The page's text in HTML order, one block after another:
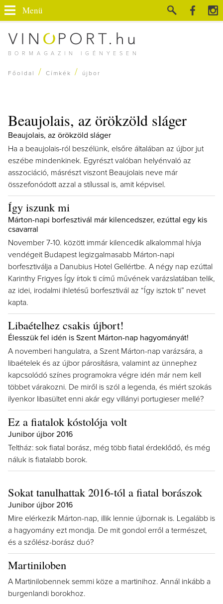
BORMAGAZIN IGÉNYESEN
Menü
Főoldal / Címkék / újbor
Beaujolais, az örökzöld sláger
Beaujolais, az örökzöld sláger
Ha a beaujolais-ról beszélünk, elsőre általában az újbor jut
eszébe mindenkinek. Egyrészt valóban helyénvaló az
asszociáció, másrészt viszont Beaujolais neve már
összefonódott azzal a stílussal is, amit képvisel.
Így iszunk mi
Márton-napi borfesztivál már kilencedszer, ezúttal egy kis
csavarral
November 7-10. között immár kilencedik alkalommal hívja
vendégeit Budapest legizgalmasabb Márton-napi
borfesztiválja a Danubius Hotel Gellértbe. A négy nap ezúttal
Karinthy Frigyes Így írtok ti című művének varázslatában telik,
az idei, irodalmi ihletésű borfesztivál az “Így isztok ti” nevet
kapta.
Libaételhez csakis újbort!
Élesszük fel idén is Szent Márton-nap hagyományát!
A novemberi hangulatra, a Szent Márton-nap varázsára, a
libaételek és az újbor párosításra, valamint az ünnephez
kapcsolódó színes programokra végre idén már nem kell
többet várakozni. De miről is szól a legenda, és miért szokás
ilyenkor libasültet enni akár egy villányi portugieser mellé?
Ez a fiatalok kóstolója volt
Junibor újbor 2016
Teltház: sok fiatal borász, még több fiatal érdeklődő, és még
náluk is fiatalabb borok.
Sokat tanulhattak 2016-tól a fiatal borászok
Junibor újbor 2016
Mire elérkezik Márton-nap, illik lennie újbornak is. Legalább is
a hagyomány ezt mondja. De mit gondol erről a természet,
és a szőlész-borász duó?
Martiniloben
A Martinilobennek semmi köze a martinihoz. Annál inkább a
burgenlandi borokhoz.